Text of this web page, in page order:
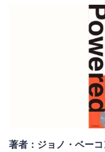
著者：ジョノ・ベー